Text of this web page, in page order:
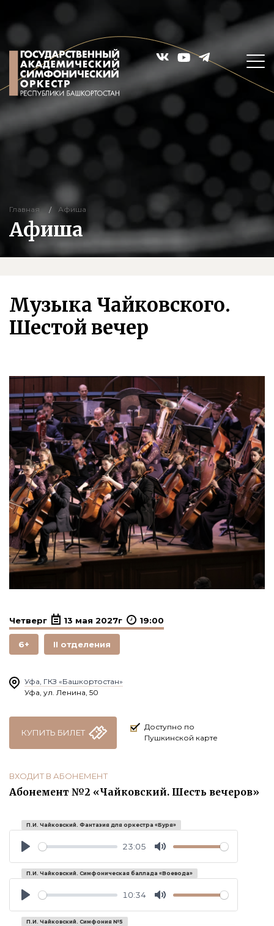
Главная Афиша
Афиша
Музыка Чайковского.
Шестой вечер
Четверг 13 мая 2027г 19:00
6+ II отделения
Уфа, ГКЗ «Башкортостан»
Уфа, ул. Ленина, 50
КУПИТЬ БИЛЕТ
Доступно по
Пушкинской карте
ВХОДИТ В АБОНЕМЕНТ
Абонемент №2 «Чайковский. Шесть вечеров»
23:05
П.И. Чайковский. Фантазия для оркестра «Буря»
10:34
П.И. Чайковский. Симфоническая баллада «Воевода»
П.И. Чайковский. Симфония №5